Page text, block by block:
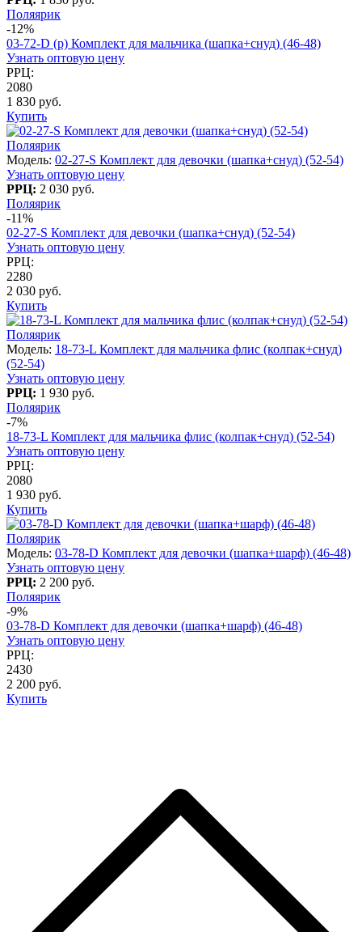
Поляярик
-12%
03-72-D (р) Комплект для мальчика (шапка+снуд) (46-48)
Узнать оптовую цену
РРЦ:
2080
1 830 руб.
Купить
Поляярик
Модель: 02-27-S Комплект для девочки (шапка+снуд) (52-54)
Узнать оптовую цену
РРЦ: 2 030 руб.
Поляярик
-11%
02-27-S Комплект для девочки (шапка+снуд) (52-54)
Узнать оптовую цену
РРЦ:
2280
2 030 руб.
Купить
Поляярик
Модель: 18-73-L Комплект для мальчика флис (колпак+снуд)
(52-54)
Узнать оптовую цену
РРЦ: 1 930 руб.
Поляярик
-7%
18-73-L Комплект для мальчика флис (колпак+снуд) (52-54)
Узнать оптовую цену
РРЦ:
2080
1 930 руб.
Купить
Поляярик
Модель: 03-78-D Комплект для девочки (шапка+шарф) (46-48)
Узнать оптовую цену
РРЦ: 2 200 руб.
Поляярик
-9%
03-78-D Комплект для девочки (шапка+шарф) (46-48)
Узнать оптовую цену
РРЦ:
2430
2 200 руб.
Купить